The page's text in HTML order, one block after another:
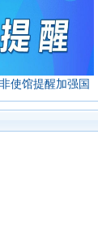
使馆提醒加强国